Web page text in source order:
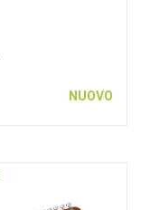
NUOVO